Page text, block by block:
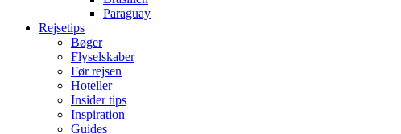
Paraguay
Rejsetips
Bøger
Flyselskaber
Før rejsen
Hoteller
Insider tips
Inspiration
Guides